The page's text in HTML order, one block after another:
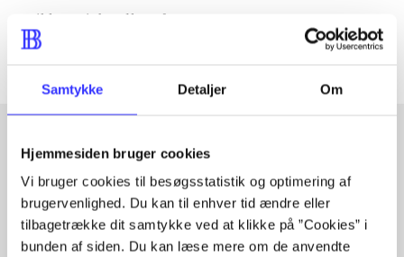
Samtykke Detaljer Om
Hjemmesiden bruger cookies
Vi bruger cookies til besøgsstatistik og optimering af
brugervenlighed. Du kan til enhver tid ændre eller
tilbagetrække dit samtykke ved at klikke på ”Cookies” i
bunden af siden. Du kan læse mere om de anvendte
Artiklerne i handler ofte om
Artikler med samme emner
Fra